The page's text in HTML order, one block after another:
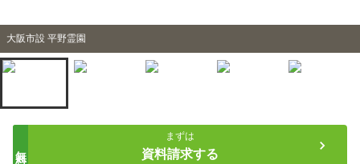
大阪市設 平野霊園
まずは
資料請求する